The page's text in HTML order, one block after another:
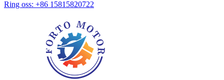
Ring oss: +86 15815820722